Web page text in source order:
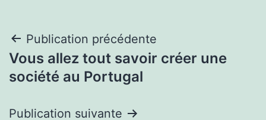
Navigation
de
Publication précédente
Vous allez tout savoir créer une
société au Portugal
Publication suivante